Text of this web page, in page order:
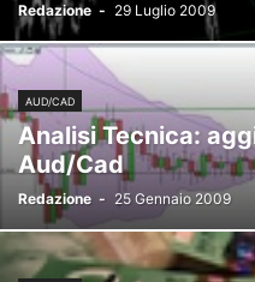
Redazione - 29 Luglio 2009
AUD/CAD
Analisi Tecnica:
Aud/Cad
Redazione - 25 Gennaio 2009